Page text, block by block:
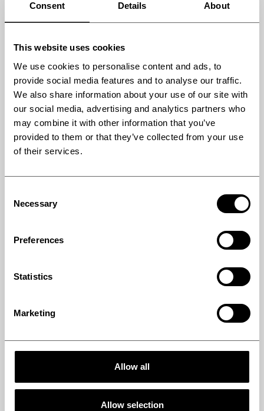
Consent Details About
This website uses cookies
We use cookies to personalise content and ads, to
provide social media features and to analyse our traffic.
We also share information about your use of our site with
our social media, advertising and analytics partners who
may combine it with other information that you’ve
provided to them or that they’ve collected from your use
of their services.
Selection
Necessary
Preferences
Statistics
Marketing
Allow all
Allow selection
Posted: 02/02/2024
MORE